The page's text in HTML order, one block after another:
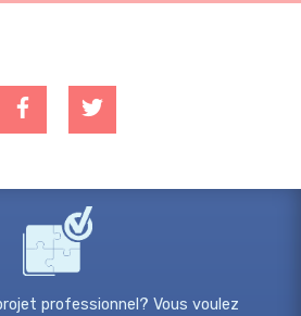
professionnel? Vous voulez